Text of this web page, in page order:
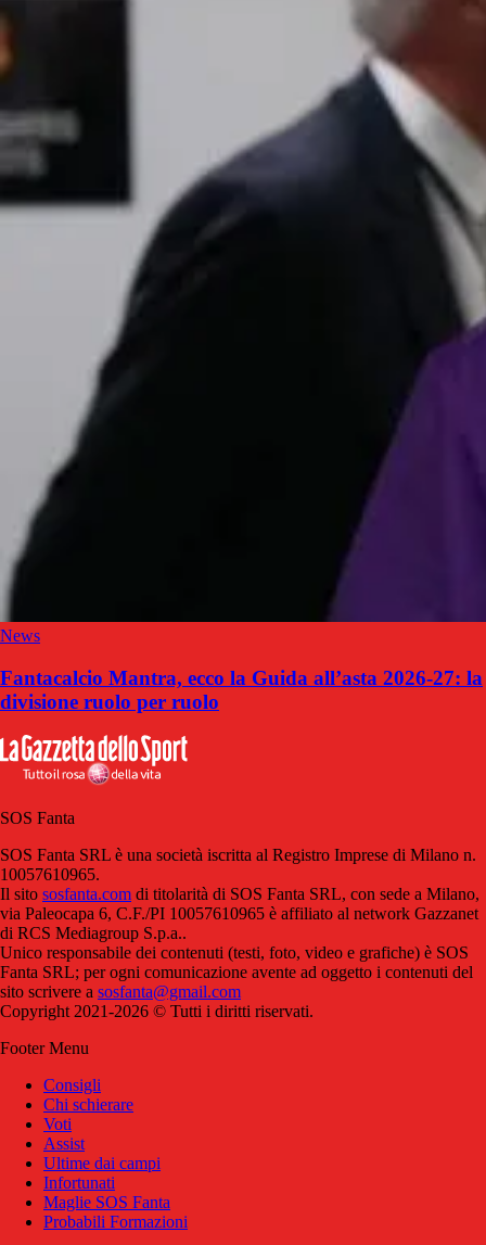
News
Fantacalcio Mantra, ecco la Guida all’asta 2026-27: la
divisione ruolo per ruolo
SOS Fanta
SOS Fanta SRL è una società iscritta al Registro Imprese di Milano n.
10057610965.
Il sito sosfanta.com di titolarità di SOS Fanta SRL, con sede a Milano,
via Paleocapa 6, C.F./PI 10057610965 è affiliato al network Gazzanet
di RCS Mediagroup S.p.a..
Unico responsabile dei contenuti (testi, foto, video e grafiche) è SOS
Fanta SRL; per ogni comunicazione avente ad oggetto i contenuti del
sito scrivere a sosfanta@gmail.com
Copyright 2021-2026 © Tutti i diritti riservati.
Footer Menu
Consigli
Chi schierare
Voti
Assist
Ultime dai campi
Infortunati
Maglie SOS Fanta
Probabili Formazioni